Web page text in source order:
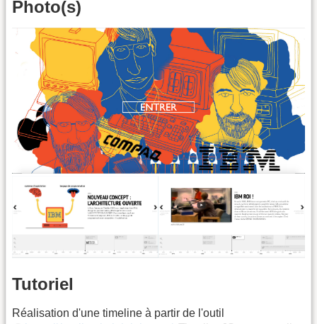
Photo(s)
Tutoriel
Réalisation d'une timeline à partir de l'outil